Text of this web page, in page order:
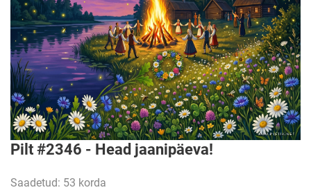
Pilt #2346 - Head jaanipäeva!
Saadetud: 53 korda